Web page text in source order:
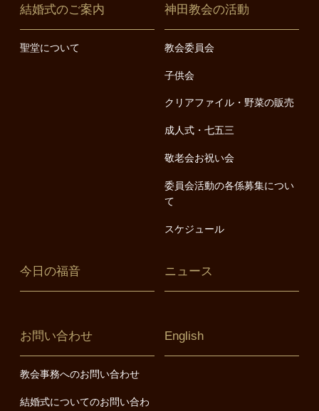
結婚式のご案内
聖堂について
神田教会の活動
教会委員会
子供会
クリアファイル・野菜の販売
成人式・七五三
敬老会お祝い会
委員会活動の各係募集につい
て
スケジュール
今日の福音 ニュース
お問い合わせ
教会事務へのお問い合わせ
結婚式についてのお問い合わ
English